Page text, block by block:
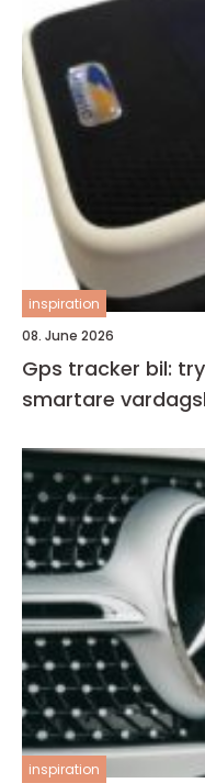
inspiration
08. June 2026
Gps tracker bil:
smartare
inspiration